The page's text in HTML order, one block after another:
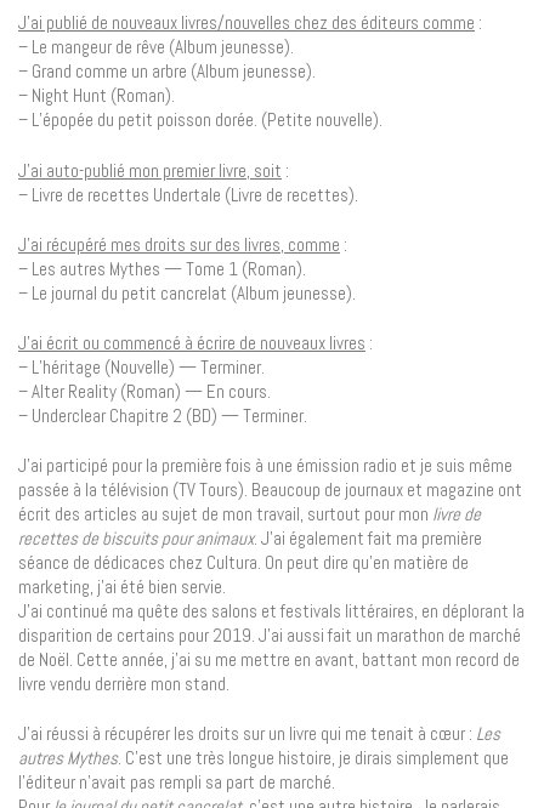
J’ai publié de nouveaux livres/nouvelles chez des éditeurs comme :
– Le mangeur de rêve (Album jeunesse).
– Grand comme un arbre (Album jeunesse).
– Night Hunt (Roman).
– L’épopée du petit poisson dorée. (Petite nouvelle).
J’ai auto-publié mon premier livre, soit :
– Livre de recettes Undertale (Livre de recettes).
J’ai récupéré mes droits sur des livres, comme :
– Les autres Mythes — Tome 1 (Roman).
– Le journal du petit cancrelat (Album jeunesse).
J’ai écrit ou commencé à écrire de nouveaux livres :
– L’héritage (Nouvelle) — Terminer.
– Alter Reality (Roman) — En cours.
– Underclear Chapitre 2 (BD) — Terminer.
J’ai participé pour la première fois à une émission radio et je suis même
passée à la télévision (TV Tours). Beaucoup de journaux et magazine ont
écrit des articles au sujet de mon travail, surtout pour mon livre de
recettes de biscuits pour animaux. J’ai également fait ma première
séance de dédicaces chez Cultura. On peut dire qu’en matière de
marketing, j’ai été bien servie.
J’ai continué ma quête des salons et festivals littéraires, en déplorant la
disparition de certains pour 2019. J’ai aussi fait un marathon de marché
de Noël. Cette année, j’ai su me mettre en avant, battant mon record de
livre vendu derrière mon stand.
J’ai réussi à récupérer les droits sur un livre qui me tenait à cœur : Les
autres Mythes. C’est une très longue histoire, je dirais simplement que
l’éditeur n’avait pas rempli sa part de marché.